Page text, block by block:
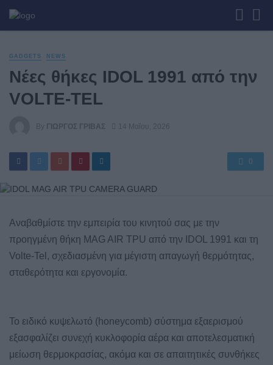
GADGETS NEWS
Νέες θήκες IDOL 1991 από την
VOLTE-TEL
By ΓΙΏΡΓΟΣ ΓΡΊΒΑΣ 14 Μαΐου, 2026
0
Αναβαθμίστε την εμπειρία του κινητού σας με την
προηγμένη θήκη MAG AIR TPU από την IDOL 1991 και τη
Volte-Tel, σχεδιασμένη για μέγιστη απαγωγή θερμότητας,
σταθερότητα και εργονομία.
Το ειδικό κυψελωτό (honeycomb) σύστημα εξαερισμού
εξασφαλίζει συνεχή κυκλοφορία αέρα και αποτελεσματική
μείωση θερμοκρασίας, ακόμα και σε απαιτητικές συνθήκες